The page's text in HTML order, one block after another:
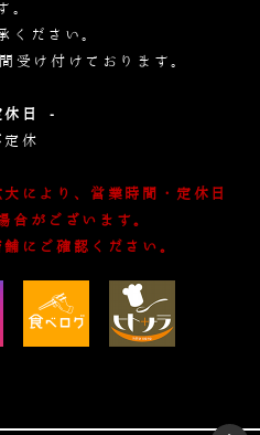
。
ください。
受け付けております。
日 -
定休
により、営業時間・定休日
合がございます。
にご確認ください。